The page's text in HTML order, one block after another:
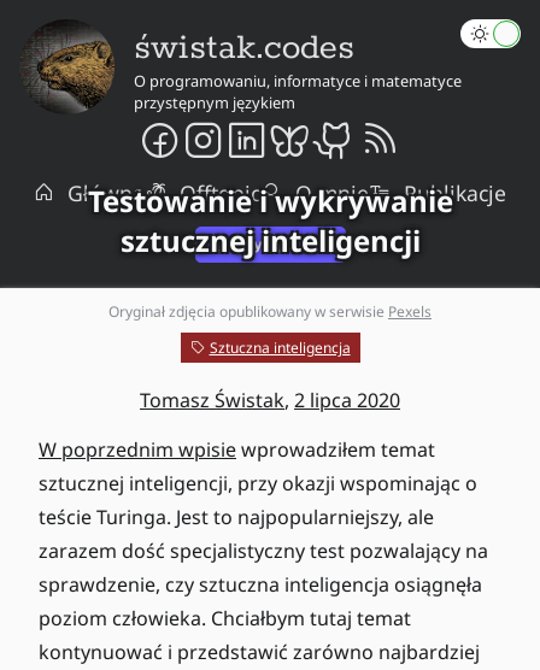
świstak.codes
O programowaniu, informatyce i matematyce
przystępnym językiem
Główna Offtopic O mnie Publikacje
Testowanie i wykrywanie
sztucznej inteligencji
Oryginał zdjęcia opublikowany w serwisie Pexels
Sztuczna inteligencja
Tomasz Świstak, 2 lipca 2020
W poprzednim wpisiewprowadziłem temat
sztucznej inteligencji, przy okazji wspominając o
teście Turinga. Jest to najpopularniejszy, ale
zarazem dość specjalistyczny test pozwalający na
sprawdzenie, czy sztuczna inteligencja osiągnęła
poziom człowieka. Chciałbym tutaj temat
kontynuować i przedstawić zarówno najbardziej